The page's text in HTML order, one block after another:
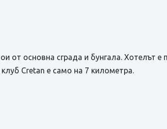
от основна сграда и бунгала. Хотелът е
Cretan е само на 7 километра.